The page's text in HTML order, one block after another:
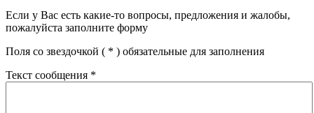
Если у Вас есть какие-то вопросы, предложения и жалобы,
пожалуйста заполните форму
Поля со звездочкой ( * ) обязательные для заполнения
Текст сообщения *